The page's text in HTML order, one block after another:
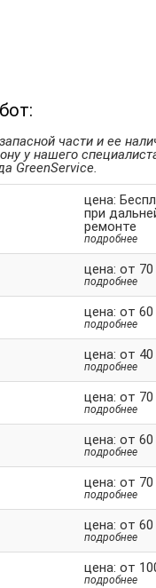
части и ее
у нашего
GreenService.
цена:
при
ремонте
подробнее
цена: от 70
подробнее
цена: от 60
подробнее
цена: от 40
подробнее
цена: от 70
подробнее
цена: от 60
подробнее
цена: от 70
подробнее
цена: от 60
подробнее
цена: от
подробнее